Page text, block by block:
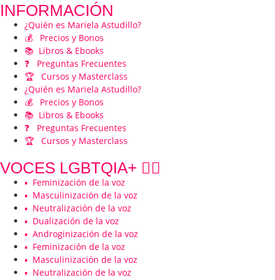
INFORMACIÓN
¿Quién es Mariela Astudillo?
💰 Precios y Bonos
📚 Libros & Ebooks
❓ Preguntas Frecuentes
🏆 Cursos y Masterclass
¿Quién es Mariela Astudillo?
💰 Precios y Bonos
📚 Libros & Ebooks
❓ Preguntas Frecuentes
🏆 Cursos y Masterclass
VOCES LGBTQIA+ 🏳️‍🌈
▪️ Feminización de la voz
▪️ Masculinización de la voz
▪️ Neutralización de la voz
▪️ Dualización de la voz
▪️ Androginización de la voz
▪️ Feminización de la voz
▪️ Masculinización de la voz
▪️ Neutralización de la voz